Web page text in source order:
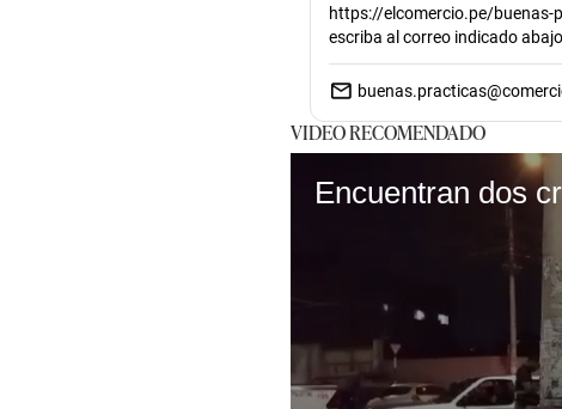
https://elcomercio.pe/buenas-
escriba al correo indicado abajo
VIDEO RECOMENDADO